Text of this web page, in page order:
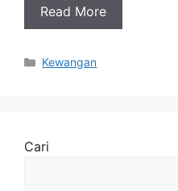
Read More
Categories
Kewangan
Cari